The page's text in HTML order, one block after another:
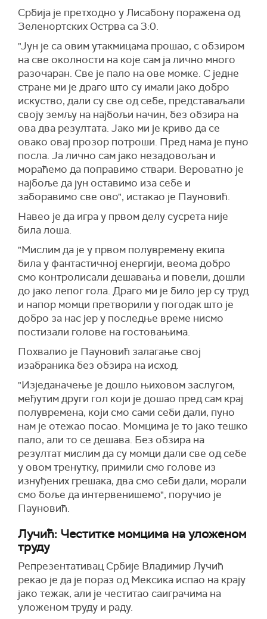
Србија је претходно у Лисабону поражена од
Зеленортских Острва са 3:0.
"Јун је са овим утакмицама прошао, с обзиром
на све околности на које сам ја лично много
разочаран. Све је пало на ове момке. С једне
стране ми је драго што су имали јако добро
искуство, дали су све од себе, представаљали
своју земљу на најбољи начин, без обзира на
ова два резултата. Јако ми је криво да се
овако овај прозор потроши. Пред нама је пуно
посла. Ја лично сам јако незадовољан и
мораћемо да поправимо ствари. Вероватно је
најбоље да јун оставимо иза себе и
заборавимо све ово", истакао је Пауновић.
Навео је да игра у првом делу сусрета није
била лоша.
"Мислим да је у првом полувремену екипа
била у фантастичној енергији, веома добро
смо контролисали дешавања и повели, дошли
до јако лепог гола. Драго ми је било јер су труд
и напор момци претворили у погодак што је
добро за нас јер у последње време нисмо
постизали голове на гостовањима.
Похвалио је Пауновић залагање свој
изабраника без обзира на исход.
"Изједаначење је дошло њиховом заслугом,
међутим други гол који је дошао пред сам крај
полувремена, који смо сами себи дали, пуно
нам је отежао посао. Момцима је то јако тешко
пало, али то се дешава. Без обзира на
резултат мислим да су момци дали све од себе
у овом тренутку, примили смо голове из
изнуђених грешака, два смо себи дали, морали
смо боље да интервенишемо", поручио је
Пауновић.
Лучић: Честитке момцима на уложеном
труду
Репрезентативац Србије Владимир Лучић
рекао је да је пораз од Мексика испао на крају
јако тежак, али је честитао саиграчима на
уложеном труду и раду.